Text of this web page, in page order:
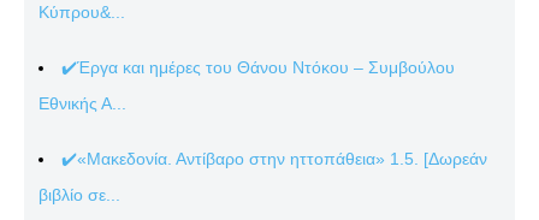
Κύπρου&...
✔️Έργα και ημέρες του Θάνου Ντόκου – Συμβούλου
Εθνικής Α...
✔️«Μακεδονία. Αντίβαρο στην ηττοπάθεια» 1.5. [Δωρεάν
βιβλίο σε...